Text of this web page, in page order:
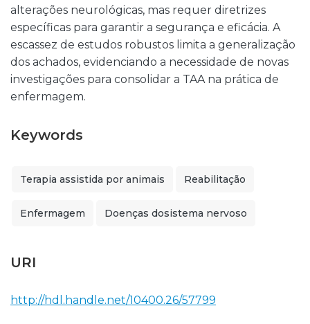
alterações neurológicas, mas requer diretrizes
específicas para garantir a segurança e eficácia. A
escassez de estudos robustos limita a generalização
dos achados, evidenciando a necessidade de novas
investigações para consolidar a TAA na prática de
enfermagem.
Keywords
Terapia assistida por animais Reabilitação
Enfermagem Doenças dosistema nervoso
URI
http://hdl.handle.net/10400.26/57799